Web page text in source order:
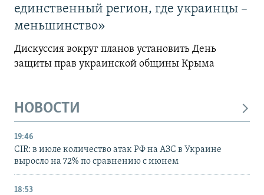
единственный регион, где украинцы –
меньшинство»
Дискуссия вокруг планов установить День
защиты прав украинской общины Крыма
НОВОСТИ
19:46
CIR: в июле количество атак РФ на АЗС в Украине
выросло на 72% по сравнению с июнем
18:53